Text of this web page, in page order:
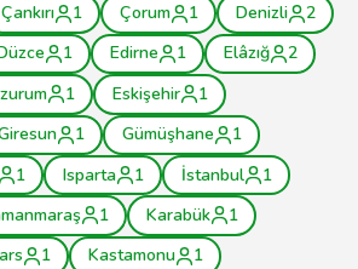
Çankırı 1 Çorum 1 Denizli
2
1 Edirne 1 Elâzığ
2
1 Eskişehir
1
1 Gümüşhane
1
1 Isparta 1 İstanbul
1
1 Karabük
1
1 Kastamonu
1